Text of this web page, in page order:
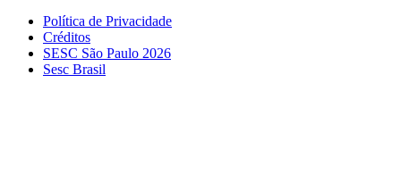
Política de Privacidade
Créditos
SESC São Paulo 2026
Sesc Brasil